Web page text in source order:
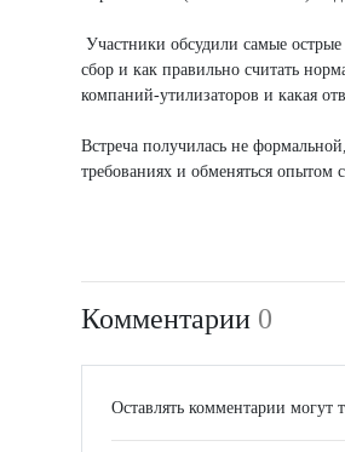
Участники обсудили самые
сбор и как правильно считать
компаний-утилизаторов и какая
Встреча получилась не
требованиях и обменяться опытом
Комментарии 0
Оставлять комментарии могут